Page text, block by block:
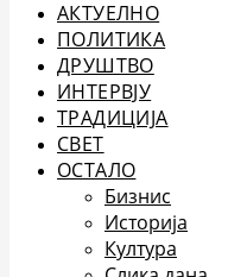
АКТУЕЛНО
ПОЛИТИКА
ДРУШТВО
ИНТЕРВЈУ
ТРАДИЦИЈА
СВЕТ
ОСТАЛО
Бизнис
Историја
Култура